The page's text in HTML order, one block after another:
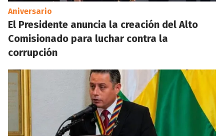
Aniversario
El Presidente anuncia la creación del Alto
Comisionado para luchar contra la
corrupción